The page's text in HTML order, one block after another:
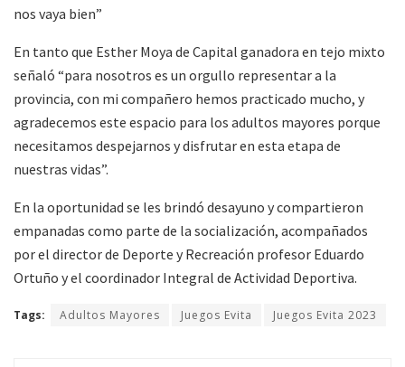
nos vaya bien”
En tanto que Esther Moya de Capital ganadora en tejo mixto
señaló “para nosotros es un orgullo representar a la
provincia, con mi compañero hemos practicado mucho, y
agradecemos este espacio para los adultos mayores porque
necesitamos despejarnos y disfrutar en esta etapa de
nuestras vidas”.
En la oportunidad se les brindó desayuno y compartieron
empanadas como parte de la socialización, acompañados
por el director de Deporte y Recreación profesor Eduardo
Ortuño y el coordinador Integral de Actividad Deportiva.
Tags: Adultos Mayores Juegos Evita Juegos Evita 2023